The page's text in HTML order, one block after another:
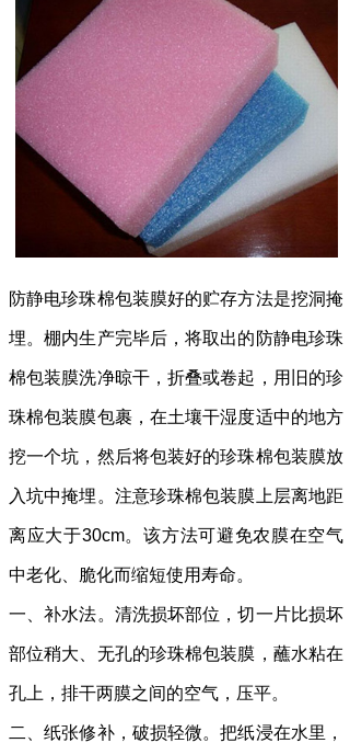
防静电珍珠棉包装膜好的贮存方法是挖洞掩
埋。棚内生产完毕后，将取出的防静电珍珠
棉包装膜洗净晾干，折叠或卷起，用旧的珍
珠棉包装膜包裹，在土壤干湿度适中的地方
挖一个坑，然后将包装好的珍珠棉包装膜放
入坑中掩埋。注意珍珠棉包装膜上层离地距
离应大于30cm。该方法可避免农膜在空气
中老化、脆化而缩短使用寿命。
一、补水法。清洗损坏部位，切一片比损坏
部位稍大、无孔的珍珠棉包装膜，蘸水粘在
孔上，排干两膜之间的空气，压平。
二、纸张修补，破损轻微。把纸浸在水里，